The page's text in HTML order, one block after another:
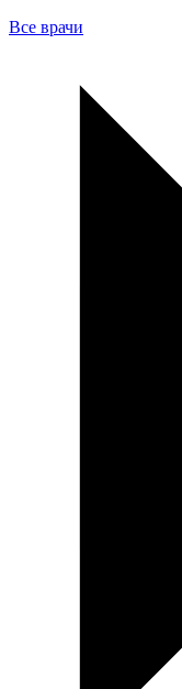
Все врачи